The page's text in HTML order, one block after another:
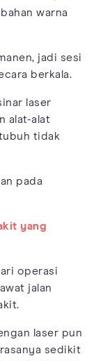
warna
jadi sesi
berkala.
laser
alat-alat
tidak
pada
yang
operasi
jalan
laser pun
sedikit